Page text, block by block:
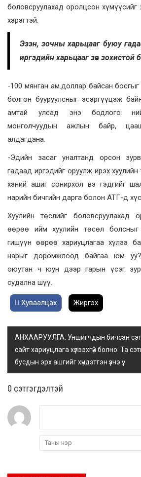
боловсруулахад оролцсон хүмүүсийг
хэрэгтэй.
Эзэн, зочны харьцааг буюу
иргэдийн харьцааг зөв зохистой
-100 мянган ам.доллар байсан
болгон бууруулсныг эсэргүүцэж
амтай улсад энэ бодлого
монголчуудын ажлын байр,
алдагдана.
-Эдийн засаг уналтанд орсон
гадаад иргэдийг оруулж ирэх
хэний ашиг сонирхол вэ гэдгийг
нарийн бичгийн дарга болон АТГ-д
Хуулийн төслийг боловсруулахад
өөрөө ийм хуулийн төсөл болсныг
гишүүн өөрөө хариуцлагаа хүлээ
нарыг доромжлоод байгаа юм
оюутан ч юун дээр гарын үсэг
судална шүү.
Хуваалцах Жиргэх
АНХААРУУЛГА: Уншигчдын бичсэн
сайт хариуцлага хүлээхгүй болно. Та
бусдын эрх ашгийг хүндэтгэн үзнэ үү.
0 cэтгэгдэлтэй